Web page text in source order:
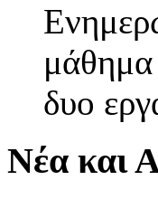
μάθημα
δυο
Νέα και